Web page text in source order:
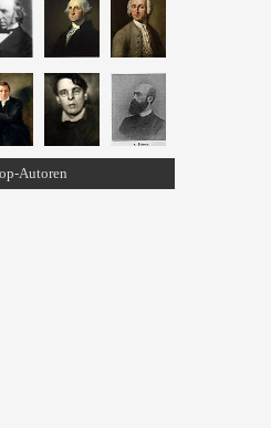
Autoren